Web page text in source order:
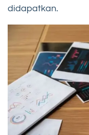
didapatkan.